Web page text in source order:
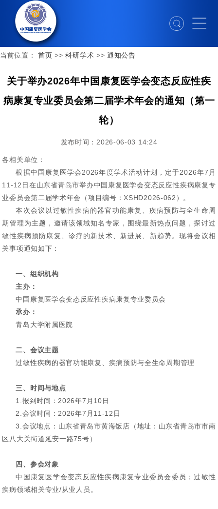
当前位置： 首页 >>科研学术 >>通知公告
关于举办2026年中国康复医学会变态反应性疾
病康复专业委员会第二届学术年会的通知（第一
轮）
发布时间：2026-06-03 14:24
各相关单位：
根据中国康复医学会2026年度学术活动计划，定于2026年7月
11-12日在山东省青岛市举办中国康复医学会变态反应性疾病康复专
业委员会第二届学术年会（项目编号：XSHD2026-062）。
本次会议以过敏性疾病的器官功能康复、疾病预防与全生命周
期管理为主题，邀请该领域知名专家，围绕最新热点问题，探讨过
敏性疾病预防康复、诊疗的新技术、新进展、新趋势。现将会议相
关事项通知如下：
一、组织机构
主办：
中国康复医学会变态反应性疾病康复专业委员会
承办：
青岛大学附属医院
二、会议主题
过敏性疾病的器官功能康复、疾病预防与全生命周期管理
三、时间与地点
1.报到时间：2026年7月10日
2.会议时间：2026年7月11-12日
3.会议地点：山东省青岛市黄海饭店（地址：山东省青岛市市南
区八大关街道延安一路75号）
四、参会对象
中国康复医学会变态反应性疾病康复专业委员会委员；过敏性
疾病领域相关专业/从业人员。